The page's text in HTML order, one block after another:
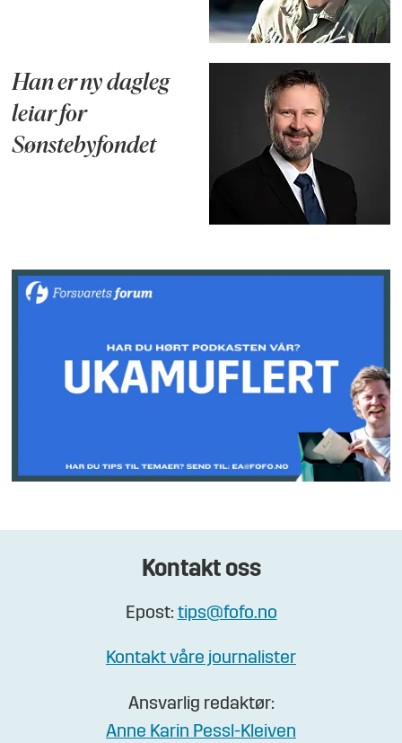
Han er ny dagleg
leiar for
Sønstebyfondet
Kontakt oss
Epost: tips@fofo.no
Kontakt våre journalister
Ansvarlig redaktør:
Anne Karin Pessl-Kleiven